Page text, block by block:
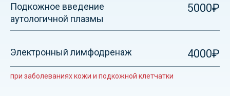
Подкожное введение
аутологичной плазмы
5000₽
Электронный лимфодренаж 4000₽
при заболеваниях кожи и подкожной клетчатки